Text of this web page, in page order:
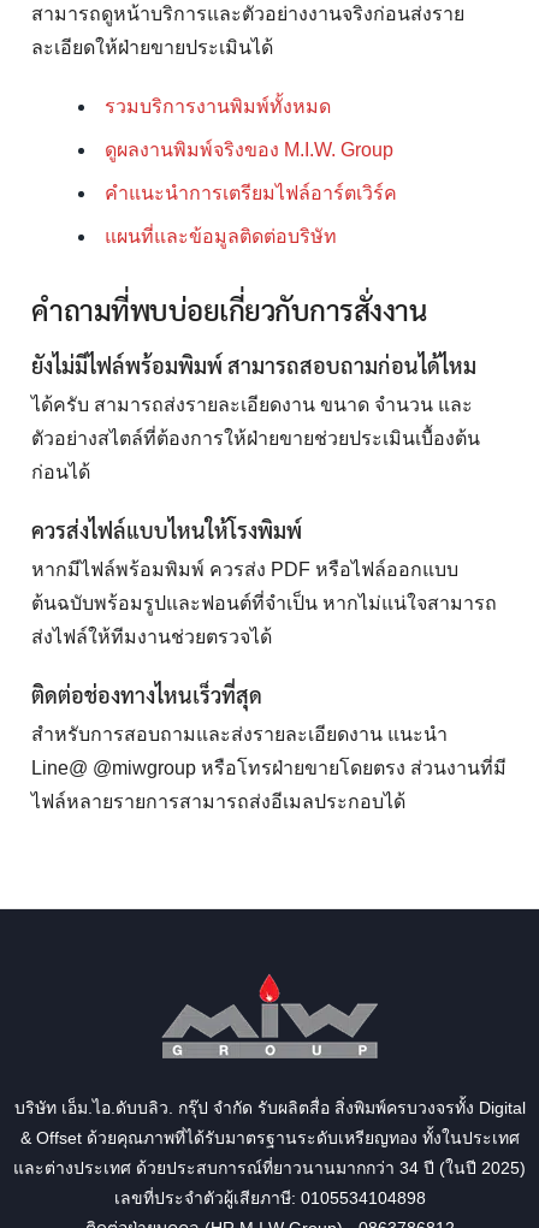
สามารถดูหน้าบริการและตัวอย่างงานจริงก่อนส่งราย
ละเอียดให้ฝ่ายขายประเมินได้
รวมบริการงานพิมพ์ทั้งหมด
ดูผลงานพิมพ์จริงของ M.I.W. Group
คำแนะนำการเตรียมไฟล์อาร์ตเวิร์ค
แผนที่และข้อมูลติดต่อบริษัท
คำถามที่พบบ่อยเกี่ยวกับการสั่งงาน
ยังไม่มีไฟล์พร้อมพิมพ์ สามารถสอบถามก่อนได้ไหม
ได้ครับ สามารถส่งรายละเอียดงาน ขนาด จำนวน และ
ตัวอย่างสไตล์ที่ต้องการให้ฝ่ายขายช่วยประเมินเบื้องต้น
ก่อนได้
ควรส่งไฟล์แบบไหนให้โรงพิมพ์
หากมีไฟล์พร้อมพิมพ์ ควรส่ง PDF หรือไฟล์ออกแบบ
ต้นฉบับพร้อมรูปและฟอนต์ที่จำเป็น หากไม่แน่ใจสามารถ
ส่งไฟล์ให้ทีมงานช่วยตรวจได้
ติดต่อช่องทางไหนเร็วที่สุด
สำหรับการสอบถามและส่งรายละเอียดงาน แนะนำ
Line@ @miwgroup หรือโทรฝ่ายขายโดยตรง ส่วนงานที่มี
ไฟล์หลายรายการสามารถส่งอีเมลประกอบได้
บริษัท เอ็ม.ไอ.ดับบลิว. กรุ๊ป จำกัด รับผลิตสื่อ สิ่งพิมพ์ครบวงจรทั้ง Digital
& Offset ด้วยคุณภาพที่ได้รับมาตรฐานระดับเหรียญทอง ทั้งในประเทศ
และต่างประเทศ ด้วยประสบการณ์ที่ยาวนานมากกว่า 34 ปี (ในปี 2025)
เลขที่ประจำตัวผู้เสียภาษี: 0105534104898